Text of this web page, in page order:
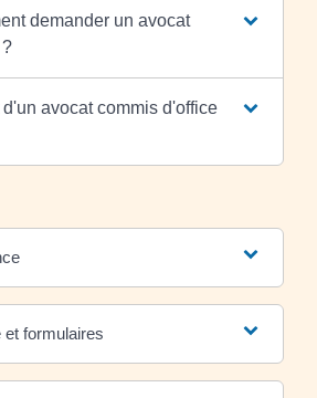
demander un avocat
avocat commis d'office
et formulaires